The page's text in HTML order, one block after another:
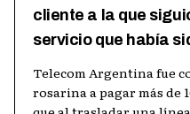
cliente a la que
servicio que había
Telecom Argentina fue
rosarina a pagar más de